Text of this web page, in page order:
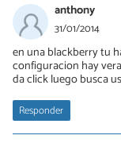
anthony
31/01/2014
en una blackberry tu
configuracion hay
da click luego busca
Responder